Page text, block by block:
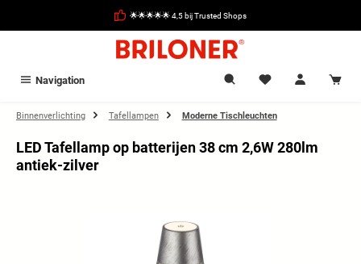
🌟🌟🌟🌟🌟 4,5 bij Trusted Shops
Navigation
Binnenverlichting Tafellampen Moderne Tischleuchten
LED Tafellamp op batterijen 38 cm 2,6W 280lm
antiek-zilver